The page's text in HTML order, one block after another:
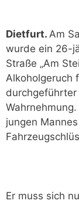
Dietfurt. Am
wurde ein 26-
Straße „Am
Alkoholgeruch
jungen
Er muss sich